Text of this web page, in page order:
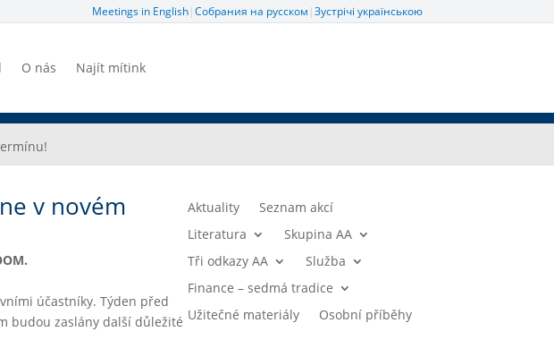
Meetings in English|Собрания на русском |Зустрічі українською
O nás Najít mítink
v novém
účastníky. Týden před
budou zaslány další důležité
Aktuality
Seznam akcí
Literatura
Skupina AA
Tři odkazy AA
Služba
Finance – sedmá tradice
Užitečné materiály
Osobní příběhy